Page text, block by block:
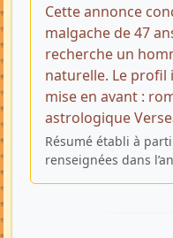
Cette annonce
malgache de 47
recherche un
naturelle. Le profil
mise en avant :
astrologique
Résumé établi à
renseignées dans